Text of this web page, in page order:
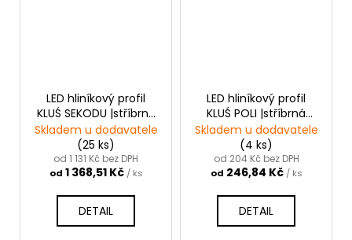
LED hliníkový profil
KLUŚ SEKODU |stříbrná
anoda
Skladem u dodavatele
(25 ks)
od 1 131 Kč bez DPH
od 1 368,51 Kč / ks
DETAIL
LED hliníkový profil
KLUŚ POLI |stříbrná
anoda
Skladem u dodavatele
(4 ks)
od 204 Kč bez DPH
od 246,84 Kč / ks
DETAIL